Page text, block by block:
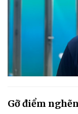
Gỡ điểm